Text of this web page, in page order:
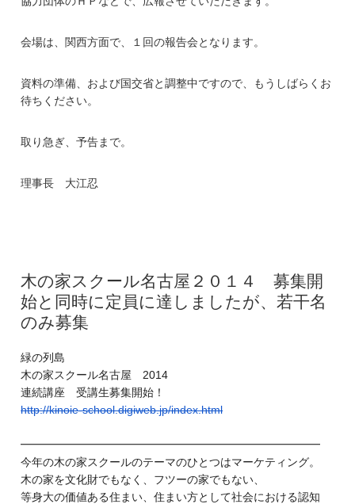
会場は、関西方面で、１回の報告会となります。
資料の準備、および国交省と調整中ですので、もうしばらくお
待ちください。
取り急ぎ、予告まで。
理事長 大江忍
木の家スクール名古屋２０１４ 募集開
始と同時に定員に達しましたが、若干名
のみ募集
緑の列島
木の家スクール名古屋 2014
連続講座 受講生募集開始！
http://kinoie-school.digiweb.jp/index.html
━━━━━━━━━━━━━━━━━━━━━━━━━━━
今年の木の家スクールのテーマのひとつはマーケティング。
木の家を文化財でもなく、フツーの家でもない、
等身大の価値ある住まい、住まい方として社会における認知